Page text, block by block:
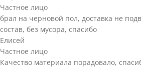
Частное лицо
брал на черновой пол, доставка не
состав, без мусора, спасибо
Елисей
Частное лицо
Качество материала порадовало,